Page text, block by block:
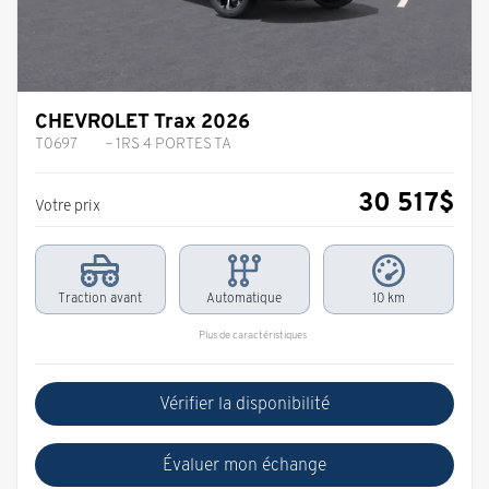
CHEVROLET Trax 2026
T0697 – 1RS 4 PORTES TA
Votre prix 30 517$
Traction avant Automatique 10 km
Plus de caractéristiques
Vérifier la disponibilité
Évaluer mon échange